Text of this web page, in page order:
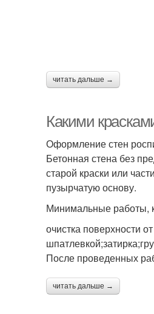
читать дальше →
Какими
Оформление стен
Бетонная стена без
старой краски или
пузырчатую основу.
Минимальные работы,
очистка поверхности
После проведенных
читать дальше →